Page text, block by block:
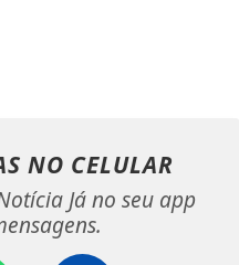
NO CELULAR
Já no seu app